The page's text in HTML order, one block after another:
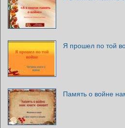
Я прошел по той
Память о войне